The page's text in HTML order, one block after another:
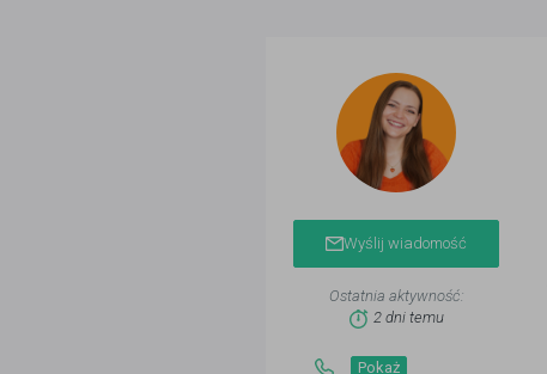
Wyślij wiadomość
Ostatnia aktywność:
2 dni temu
Pokaż